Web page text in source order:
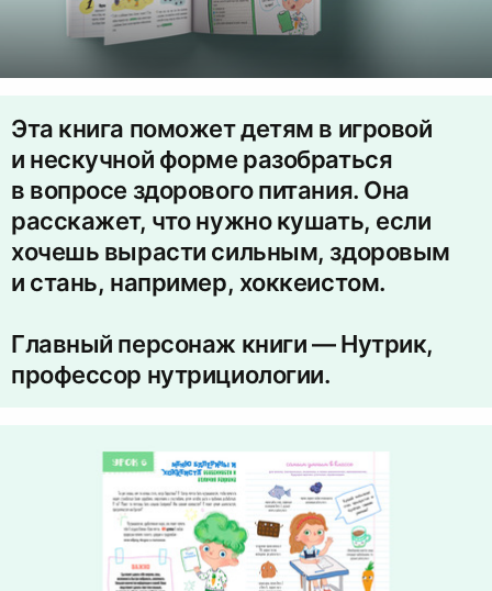
Эта книга поможет детям в игровой
и нескучной форме разобраться
в вопросе здорового питания. Она
расскажет, что нужно кушать, если
хочешь вырасти сильным, здоровым
и стань, например, хоккеистом.
Главный персонаж книги — Нутрик,
профессор нутрициологии.